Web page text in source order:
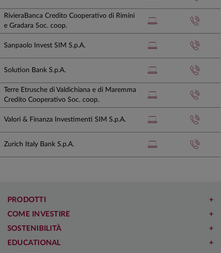
RivieraBanca Credito Cooperativo di Rimini
e Gradara Soc. coop.
Sanpaolo Invest SIM S.p.A.
Solution Bank S.p.A.
Terre Etrusche di Valdichiana e di Maremma
Credito Cooperativo Soc. coop.
Valori & Finanza Investimenti SIM S.p.A.
Zurich Italy Bank S.p.A.
PRODOTTI
COME INVESTIRE
SOSTENIBILITÀ
EDUCATIONAL